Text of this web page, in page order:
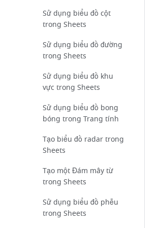
Sử dụng biểu đồ cột
trong Sheets
Sử dụng biểu đồ đường
trong Sheets
Sử dụng biểu đồ khu
vực trong Sheets
Sử dụng biểu đồ bong
bóng trong Trang tính
Tạo biểu đồ radar trong
Sheets
Tạo một Đám mây từ
trong Sheets
Sử dụng biểu đồ phễu
trong Sheets